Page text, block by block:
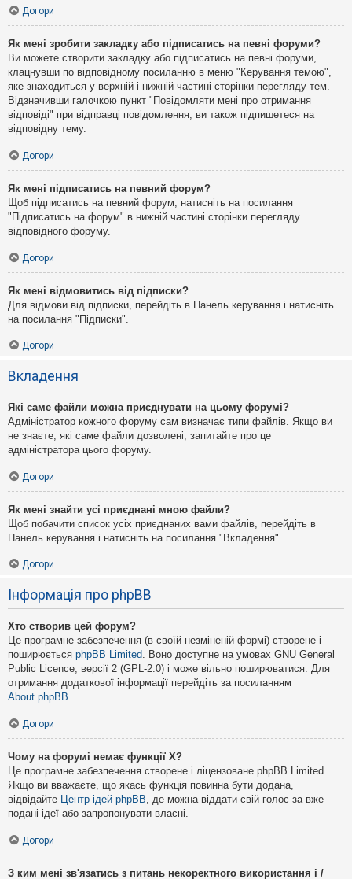
Догори
Як мені зробити закладку або підписатись на певні форуми?
Ви можете створити закладку або підписатись на певні форуми,
клацнувши по відповідному посиланню в меню "Керування темою",
яке знаходиться у верхній і нижній частині сторінки перегляду тем.
Відзначивши галочкою пункт "Повідомляти мені про отримання
відповіді" при відправці повідомлення, ви також підпишетеся на
відповідну тему.
Догори
Як мені підписатись на певний форум?
Щоб підписатись на певний форум, натисніть на посилання
"Підписатись на форум" в нижній частині сторінки перегляду
відповідного форуму.
Догори
Як мені відмовитись від підписки?
Для відмови від підписки, перейдіть в Панель керування і натисніть
на посилання "Підписки".
Догори
Вкладення
Які саме файли можна приєднувати на цьому форумі?
Адміністратор кожного форуму сам визначає типи файлів. Якщо ви
не знаєте, які саме файли дозволені, запитайте про це
адміністратора цього форуму.
Догори
Як мені знайти усі приєднані мною файли?
Щоб побачити список усіх приєднаних вами файлів, перейдіть в
Панель керування і натисніть на посилання "Вкладення".
Догори
Інформація про phpBB
Хто створив цей форум?
Це програмне забезпечення (в своїй незміненій формі) створене і
поширюється phpBB Limited. Воно доступне на умовах GNU General
Public Licence, версії 2 (GPL-2.0) і може вільно поширюватися. Для
отримання додаткової інформації перейдіть за посиланням
About phpBB.
Догори
Чому на форумі немає функції X?
Це програмне забезпечення створене і ліцензоване phpBB Limited.
Якщо ви вважаєте, що якась функція повинна бути додана,
відвідайте Центр ідей phpBB, де можна віддати свій голос за вже
подані ідеї або запропонувати власні.
Догори
З ким мені зв'язатись з питань некоректного використання і /